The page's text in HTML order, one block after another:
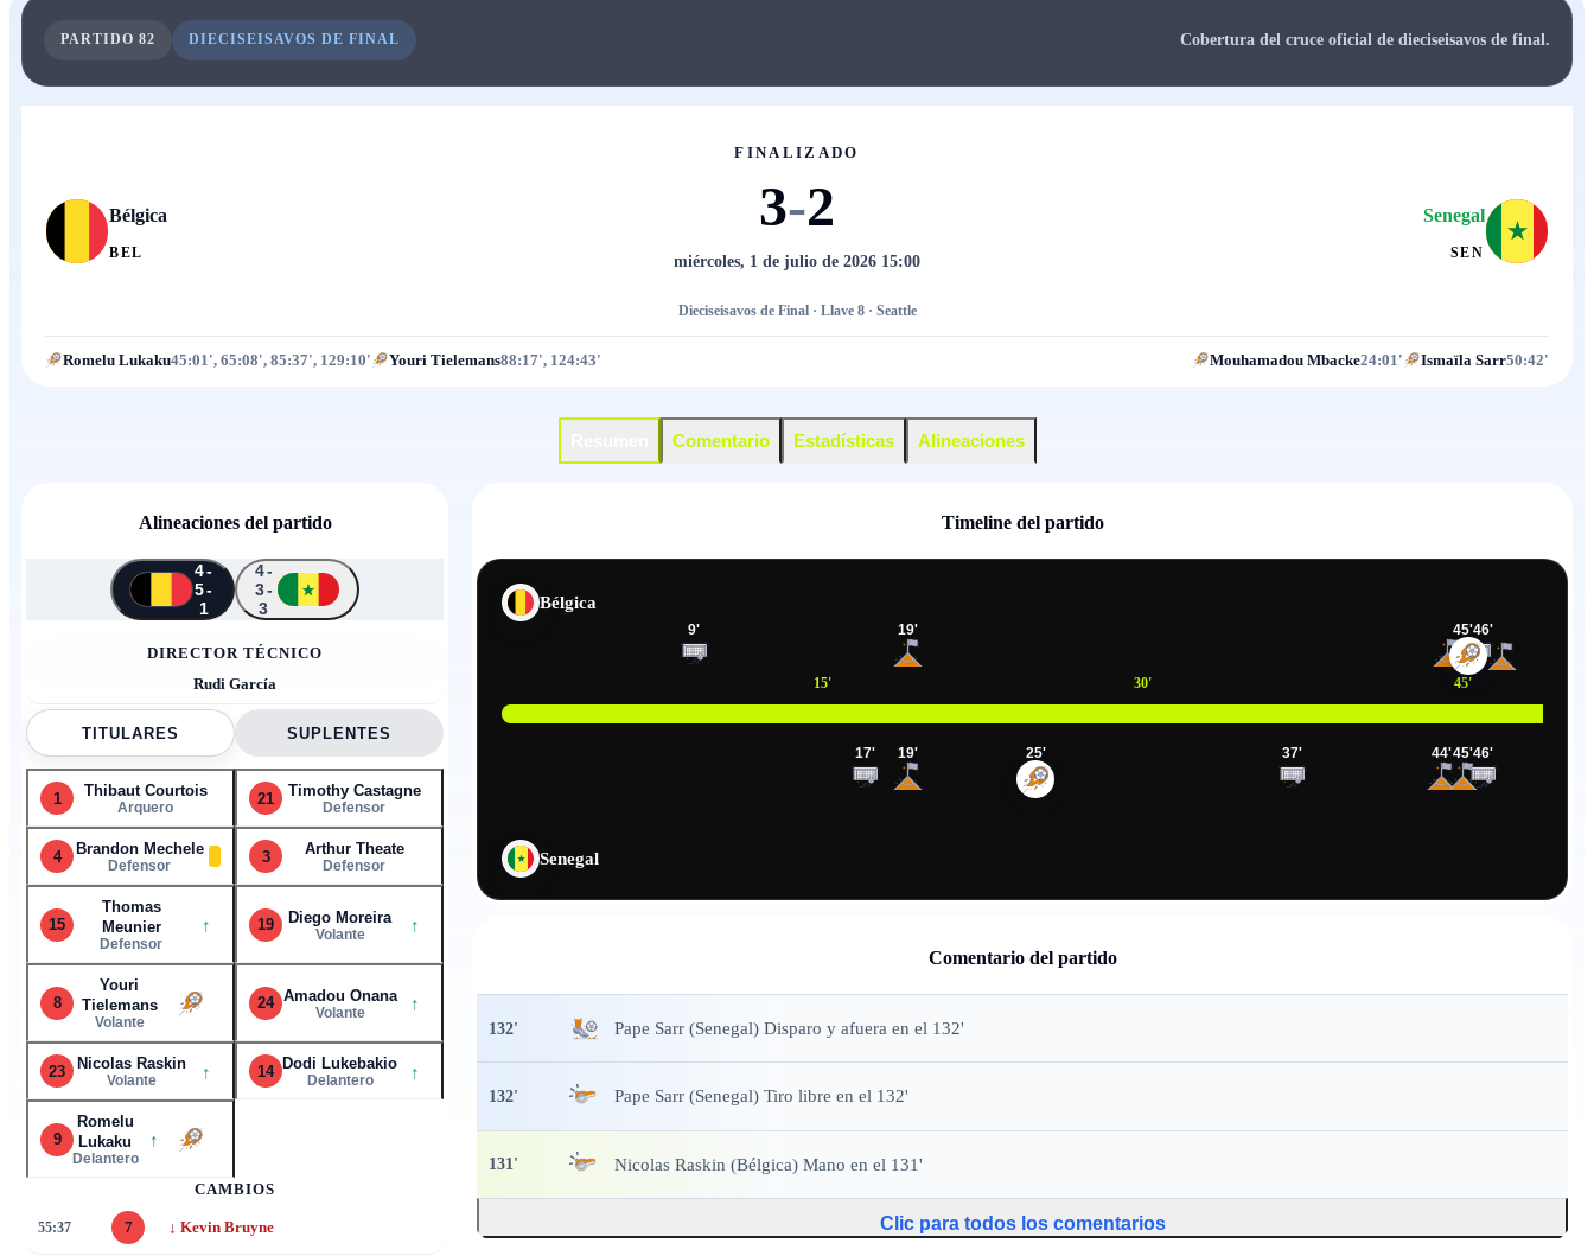
PARTIDO 82 DIECISEISAVOS DE FINAL Cobertura del cruce oficial de dieciseisavos de final.
Bélgica
BEL
FINALIZADO
3-2
miércoles, 1 de julio de 2026 15:00
Dieciseisavos de Final · Llave 8 · Seattle
Senegal
SEN
Romelu Lukaku45:01', 65:08', 85:37', 129:10' Youri Tielemans88:17', 124:43' Mouhamadou Mbacke24:01' Ismaïla Sarr50:42'
Comentario Estadísticas Alineaciones
Alineaciones del partido
4-
5-
1
4-
3-
3
↑ ↑↑↑ ↑
↑
DIRECTOR TÉCNICO
Rudi García
TITULARES SUPLENTES
1 Thibaut Courtois
Arquero
21 Timothy Castagne
Defensor
4 Brandon Mechele
Defensor
3 Arthur Theate
Defensor
15
Thomas
Meunier
Defensor
↑ 19 Diego Moreira
Volante ↑
8
Youri
Tielemans
Volante
24 Amadou Onana
Volante ↑
23 Nicolas Raskin
Volante ↑ 14 Dodi Lukebakio
Delantero ↑
9
Romelu
Lukaku
Delantero
↑
CAMBIOS
55:51 11 ↓ Jeremy Doku
Timeline del partido
Bélgica
15' 30' 45'
9'
17'
19'
19' 25' 37' 44'
45'
45'
46'
46'
Senegal
Comentario del partido
132' Pape Sarr (Senegal) Disparo y afuera en el 132'
132' Pape Sarr (Senegal) Tiro libre en el 132'
131' Nicolas Raskin (Bélgica) Mano en el 131'
Clic para todos los comentarios